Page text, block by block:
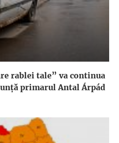
rablei tale” va continua
primarul Antal Árpád